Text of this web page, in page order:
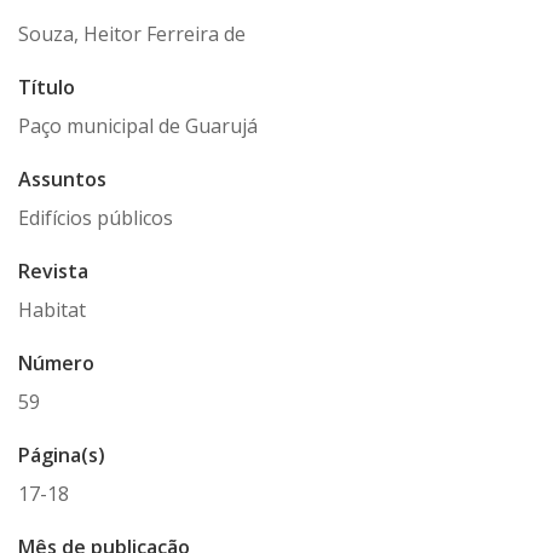
Souza, Heitor Ferreira de
Título
Paço municipal de Guarujá
Assuntos
Edifícios públicos
Revista
Habitat
Número
59
Página(s)
17-18
Mês de publicação